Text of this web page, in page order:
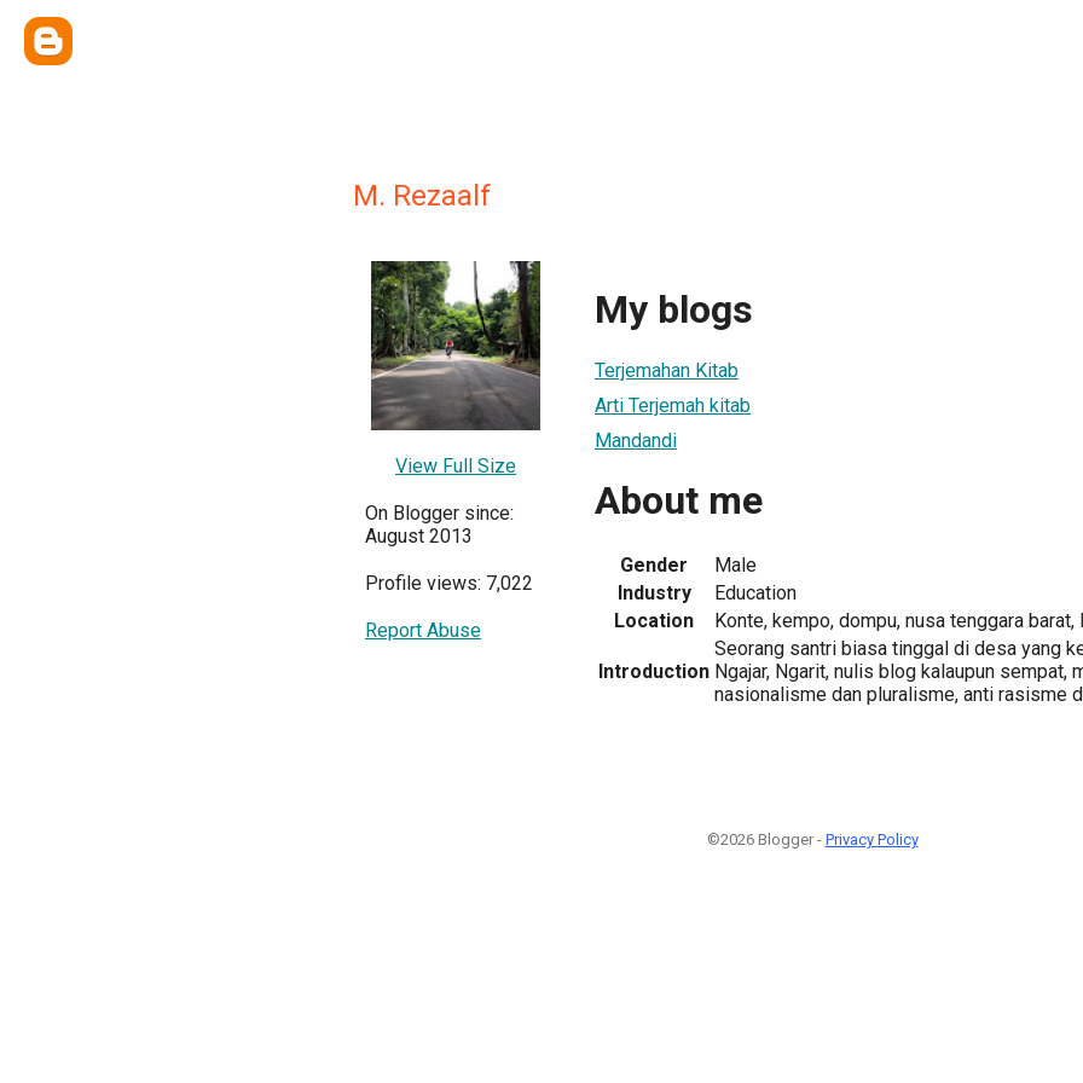
M. Rezaalf
View Full Size
On Blogger since:
August 2013
Profile views: 7,022
Report Abuse
My blogs
Terjemahan Kitab
Arti Terjemah kitab
Mandandi
About me
Gender
Male
Industry
Education
Location
Konte, kempo, dompu, nusa tenggara barat,
Introduction
Seorang santri biasa tinggal di desa yang
Ngajar, Ngarit, nulis blog kalaupun sempat,
nasionalisme dan pluralisme, anti rasisme
©2026 Blogger - Privacy Policy